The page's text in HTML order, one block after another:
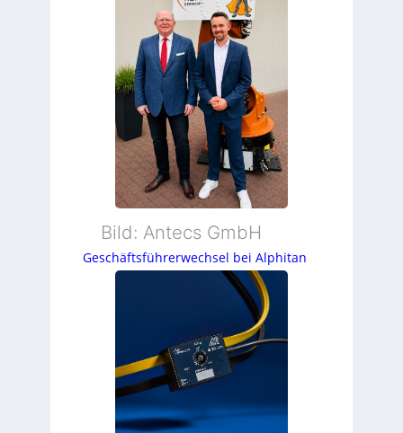
Bild: Antecs GmbH
Geschäftsführerwechsel bei Alphitan